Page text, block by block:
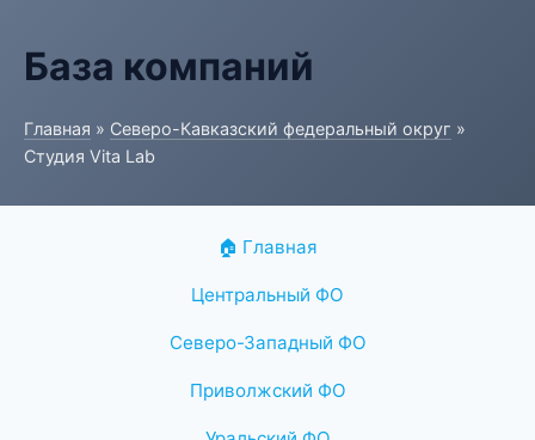
База компаний
Главная » Северо-Кавказский федеральный округ »
Студия Vita Lab
🏠 Главная
Центральный ФО
Северо-Западный ФО
Приволжский ФО